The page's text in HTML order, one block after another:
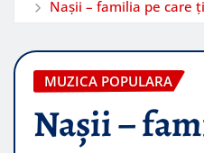
Nașii – familia pe care
MUZICA POPULARA
Nașii –